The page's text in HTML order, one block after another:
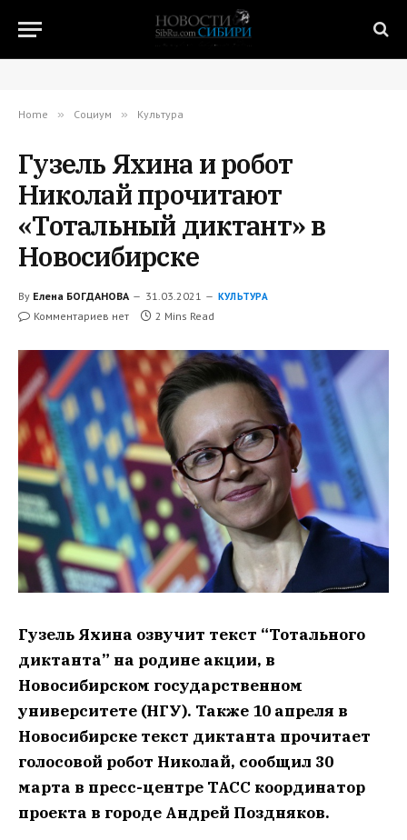
Home » Социум » Культура
Гузель Яхина и робот
Николай прочитают
«Тотальный диктант» в
Новосибирске
By Елена БОГДАНОВА 31.03.2021 КУЛЬТУРА
Комментариев нет 2 Mins Read
Гузель Яхина озвучит текст “Тотального
диктанта” на родине акции, в
Новосибирском государственном
университете (НГУ). Также 10 апреля в
Новосибирске текст диктанта прочитает
голосовой робот Николай, сообщил 30
марта в пресс-центре ТАСС координатор
проекта в городе Андрей Поздняков.